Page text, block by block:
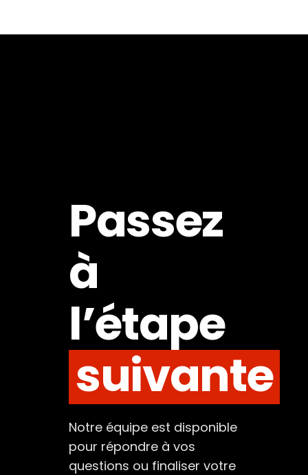
Passez
à
l’étape
suivante
Notre équipe est disponible
pour répondre à vos
questions ou finaliser votre